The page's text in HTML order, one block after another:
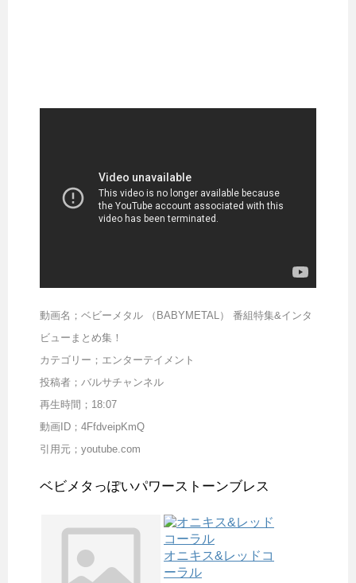
動画名；ベビーメタル （BABYMETAL） 番組特集&インタ
ビューまとめ集！
カテゴリー；エンターテイメント
投稿者；バルサチャンネル
再生時間；18:07
動画ID；4FfdveipKmQ
引用元；youtube.com
ベビメタっぽいパワーストーンブレス
オニキス&レッドコ
ーラル